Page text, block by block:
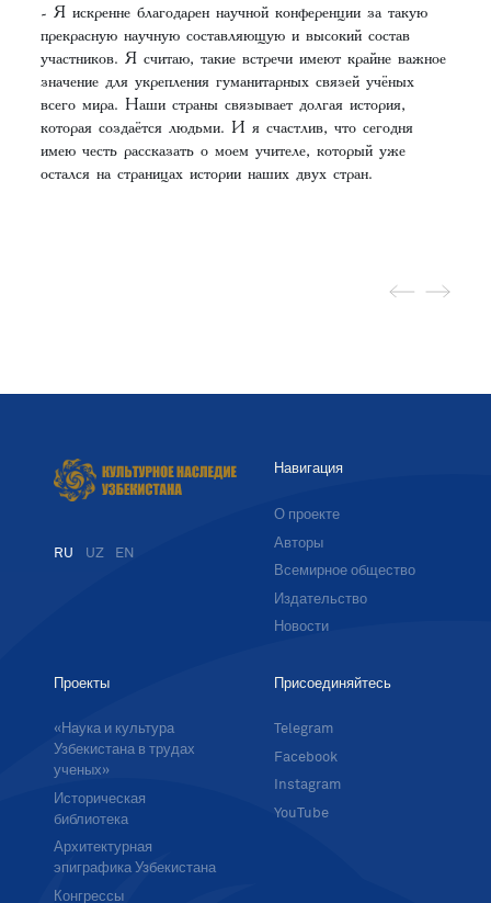
- Я искренне благодарен научной конференции за такую
прекрасную научную составляющую и высокий состав
участников. Я считаю, такие встречи имеют крайне важное
значение для укрепления гуманитарных связей учёных
всего мира. Наши страны связывает долгая история,
которая создаётся людьми. И я счастлив, что сегодня
имею честь рассказать о моем учителе, который уже
остался на страницах истории наших двух стран.
RU UZ EN
Навигация
О проекте
Авторы
Всемирное общество
Издательство
Новости
Проекты
«Наука и культура
Узбекистана в трудах
ученых»
Историческая
библиотека
Архитектурная
эпиграфика Узбекистана
Конгрессы
Присоединяйтесь
Telegram
Facebook
Instagram
YouTube